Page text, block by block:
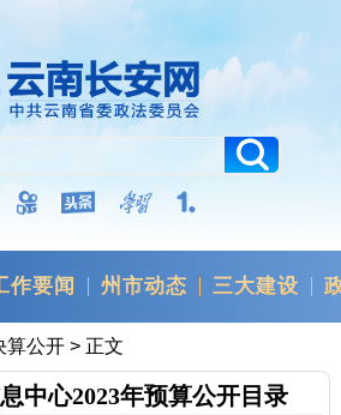
作要闻 州市动态 三大建设
算公开> 正文
中心2023年预算公开目录